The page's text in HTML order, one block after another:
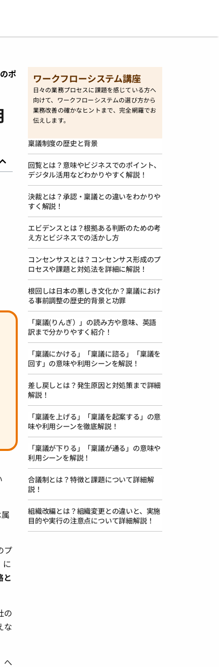
ポ
プ
に
と
の
な
へ
ワークフローシステム講座
日々の業務プロセスに課題を感じている方へ
向けて、ワークフローシステムの選び方から
業務改善の確かなヒントまで、完全網羅でお
伝えします。
稟議制度の歴史と背景
回覧とは？意味やビジネスでのポイント、
デジタル活用などわかりやすく解説！
決裁とは？承認・稟議との違いをわかりや
すく解説！
エビデンスとは？根拠ある判断のための考
え方とビジネスでの活かし方
コンセンサスとは？コンセンサス形成のプ
ロセスや課題と対処法を詳細に解説！
根回しは日本の悪しき文化か？稟議におけ
る事前調整の歴史的背景と功罪
「稟議(りんぎ）」の読み方や意味、英語
訳まで分かりやすく紹介！
「稟議にかける」「稟議に諮る」「稟議を
回す」の意味や利用シーンを解説！
差し戻しとは？発生原因と対処策まで詳細
解説！
「稟議を上げる」「稟議を起案する」の意
味や利用シーンを徹底解説！
「稟議が下りる」「稟議が通る」の意味や
利用シーンを解説！
合議制とは？特徴と課題について詳細解
説！
組織改編とは？組織変更との違いと、実施
目的や実行の注意点について詳細解説！